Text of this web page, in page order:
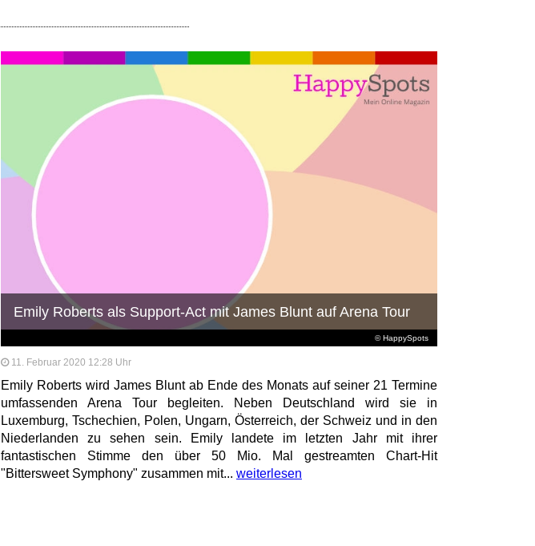
© HappySpots
Emily Roberts als Support-Act mit James Blunt auf Arena Tour
11. Februar 2020 12:28 Uhr
Emily Roberts wird James Blunt ab Ende des Monats auf seiner 21 Termine
umfassenden Arena Tour begleiten. Neben Deutschland wird sie in
Luxemburg, Tschechien, Polen, Ungarn, Österreich, der Schweiz und in den
Niederlanden zu sehen sein. Emily landete im letzten Jahr mit ihrer
fantastischen Stimme den über 50 Mio. Mal gestreamten Chart-Hit
"Bittersweet Symphony" zusammen mit... weiterlesen